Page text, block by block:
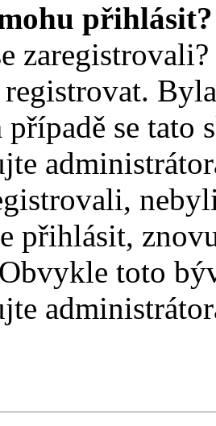
přihlásit?
se tato
přihlásit,
toto